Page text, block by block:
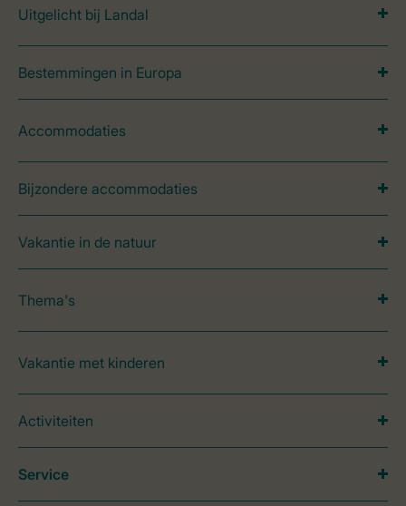
Uitgelicht bij Landal
Bestemmingen in Europa
Accommodaties
Bijzondere accommodaties
Vakantie in de natuur
Thema's
Vakantie met kinderen
Activiteiten
Service